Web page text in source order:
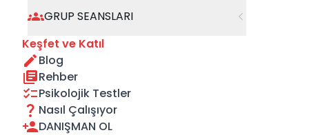
GRUP SEANSLARI
Keşfet ve Katıl
Blog
Rehber
Psikolojik Testler
Nasıl Çalışıyor
DANIŞMAN OL